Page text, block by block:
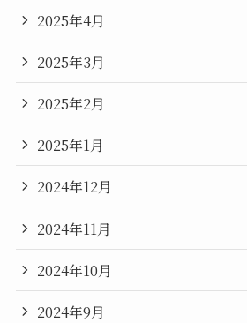
2025年4月
2025年3月
2025年2月
2025年1月
2024年12月
2024年11月
2024年10月
2024年9月